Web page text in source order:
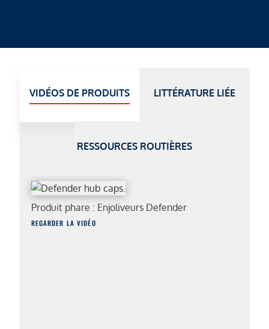
VIDÉOS DE PRODUITS LITTÉRATURE LIÉE
RESSOURCES ROUTIÈRES
Produit phare : Enjoliveurs Defender
REGARDER LA VIDÉO